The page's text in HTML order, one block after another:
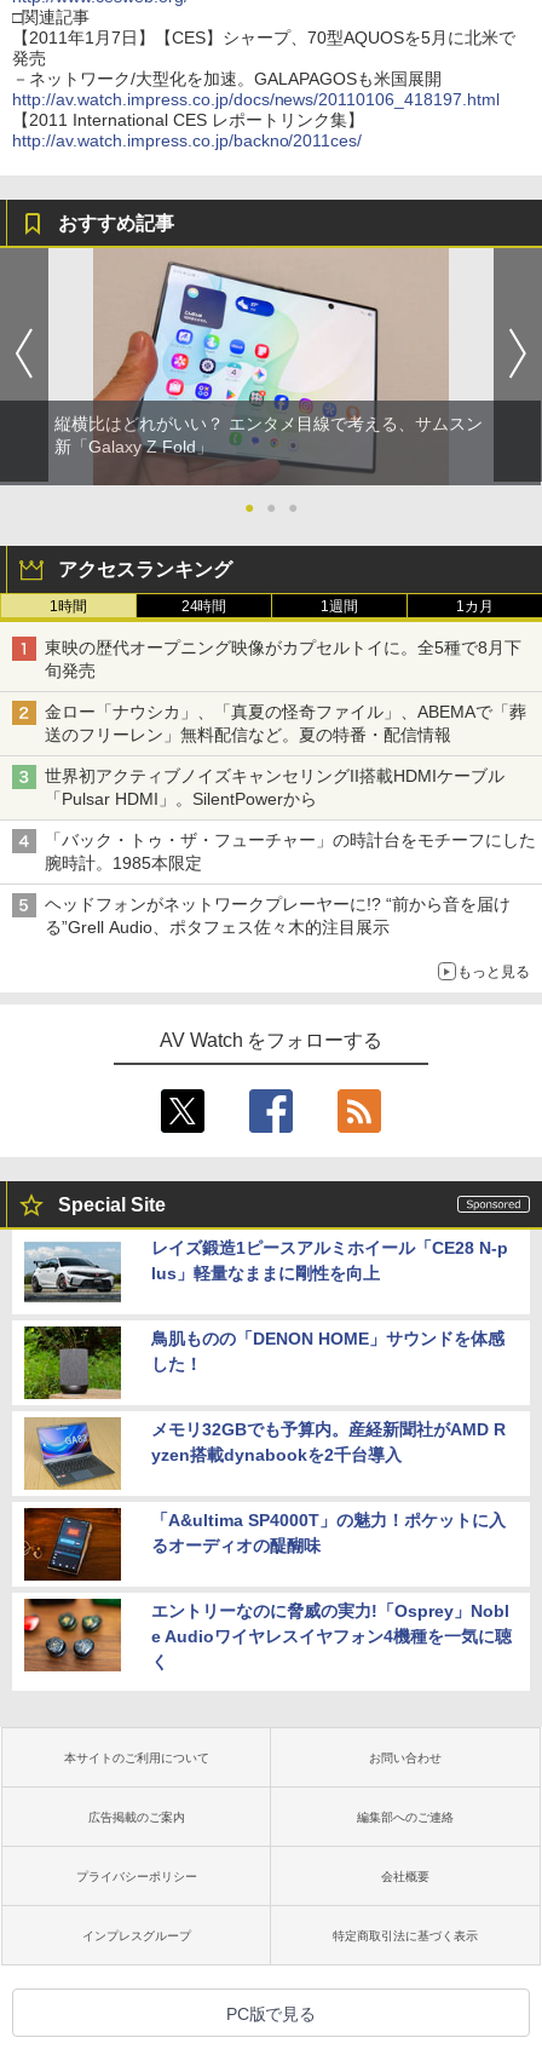
□関連記事
【2011年1月7日】【CES】シャープ、70型AQUOSを5月に北米で
発売
－ネットワーク/大型化を加速。GALAPAGOSも米国展開
http://av.watch.impress.co.jp/docs/news/20110106_418197.html
【2011 International CES レポートリンク集】
http://av.watch.impress.co.jp/backno/2011ces/
おすすめ記事
縦横比はどれがいい？ エンタメ目線で考える、サムスン
新「Galaxy Z Fold」
● ● ●
アクセスランキング
1時間 24時間 1週間 1カ月
東映の歴代オープニング映像がカプセルトイに。全5種で8月下
旬発売
金ロー「ナウシカ」、「真夏の怪奇ファイル」、ABEMAで「葬
送のフリーレン」無料配信など。夏の特番・配信情報
世界初アクティブノイズキャンセリングII搭載HDMIケーブル
「Pulsar HDMI」。SilentPowerから
「バック・トゥ・ザ・フューチャー」の時計台をモチーフにした
腕時計。1985本限定
ヘッドフォンがネットワークプレーヤーに!? “前から音を届け
る”Grell Audio、ポタフェス佐々木的注目展示
もっと見る
AV Watch をフォローする
Special Site
レイズ鍛造1ピースアルミホイール「CE28 N-p
lus」軽量なままに剛性を向上
鳥肌ものの「DENON HOME」サウンドを体感
した！
メモリ32GBでも予算内。産経新聞社がAMD R
yzen搭載dynabookを2千台導入
「A&ultima SP4000T」の魅力！ポケットに入
るオーディオの醍醐味
エントリーなのに脅威の実力!「Osprey」Nobl
e Audioワイヤレスイヤフォン4機種を一気に聴
く
本サイトのご利用について お問い合わせ
広告掲載のご案内 編集部へのご連絡
プライバシーポリシー 会社概要
インプレスグループ 特定商取引法に基づく表示
PC版で見る